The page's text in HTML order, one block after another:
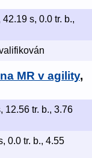
42.19 s, 0.0 tr. b.,
MR v agility,
12.56 tr. b., 3.76
0.0 tr. b., 4.55